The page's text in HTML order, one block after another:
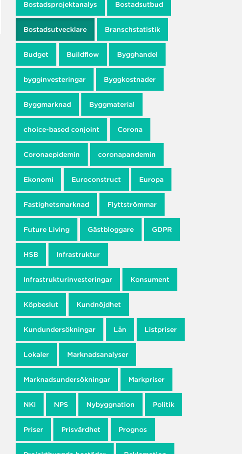
Bostadsprojektanalys Bostadsutbud
Bostadsutvecklare Branschstatistik
Budget Buildflow Bygghandel
bygginvesteringar Byggkostnader
Byggmarknad Byggmaterial
choice-based conjoint Corona
Coronaepidemin coronapandemin
Ekonomi Euroconstruct Europa
Fastighetsmarknad Flyttströmmar
Future Living Gästbloggare GDPR
HSB Infrastruktur
Infrastrukturinvesteringar Konsument
Köpbeslut Kundnöjdhet
Kundundersökningar Lån Listpriser
Lokaler Marknadsanalyser
Marknadsundersökningar Markpriser
NKI NPS Nybyggnation Politik
Priser Prisvärdhet Prognos